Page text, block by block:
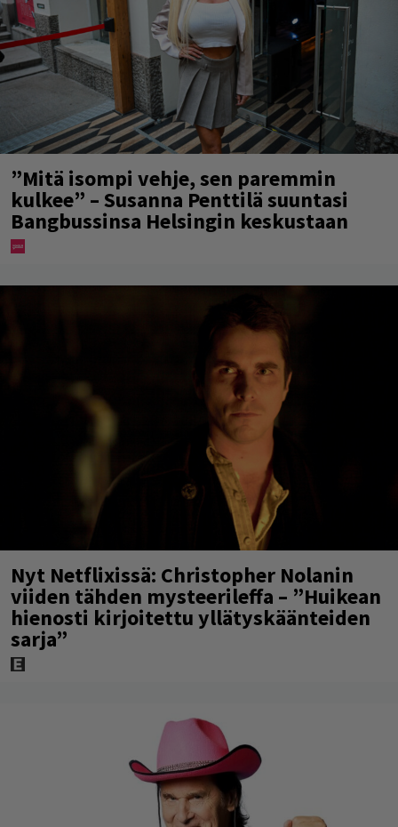
”Mitä isompi vehje, sen paremmin
kulkee” – Susanna Penttilä suuntasi
Bangbussinsa Helsingin keskustaan
Nyt Netflixissä: Christopher Nolanin
viiden tähden mysteerileffa – ”Huikean
hienosti kirjoitettu yllätyskäänteiden
sarja”